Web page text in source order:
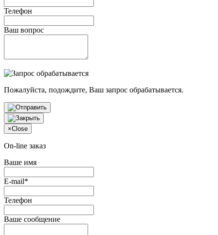
Телефон
Ваш вопрос
Пожалуйста, подождите, Ваш запрос обрабатывается.
×Close
On-line заказ
Ваше имя
E-mail*
Телефон
Ваше сообщение